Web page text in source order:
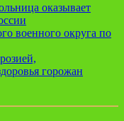
оказывает
военного округа по
горожан